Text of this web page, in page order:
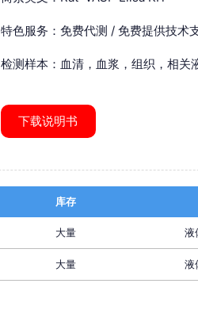
特色服务：免费代测 / 免费提供技术
检测样本：血清，血浆，组织，相关
下载说明书
库存
大量 液
大量 液